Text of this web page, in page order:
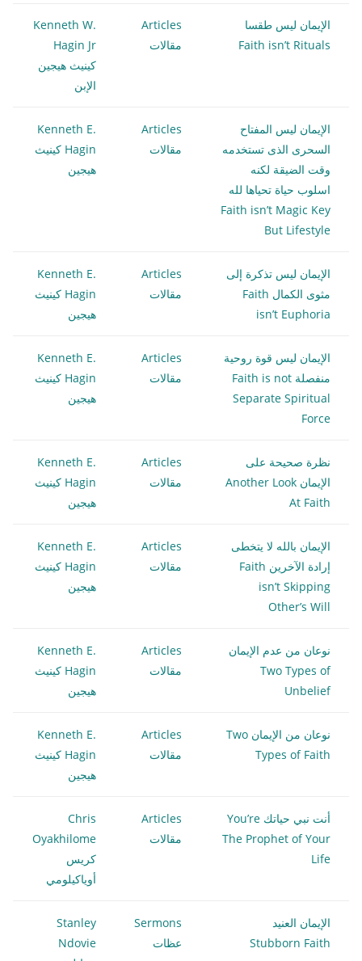
الإيمان ليس طقسا
Faith isn’t Rituals
Articles
مقالات
Kenneth W.
Hagin Jr
كينيث هيجين
الإبن
الإيمان ليس المفتاح
السحرى الذى تستخدمه
وقت الضيقة لكنه
اسلوب حياة تحياها لله
Faith isn’t Magic Key
But Lifestyle
Articles
مقالات
Kenneth E.
Hagin كينيث
هيجين
الإيمان ليس تذكرة إلى
مثوى الكمال Faith
isn’t Euphoria
Articles
مقالات
Kenneth E.
Hagin كينيث
هيجين
الإيمان ليس قوة روحية
منفصلة Faith is not
Separate Spiritual
Force
Articles
مقالات
Kenneth E.
Hagin كينيث
هيجين
نظرة صحيحة على
الإيمان Another Look
At Faith
Articles
مقالات
Kenneth E.
Hagin كينيث
هيجين
الإيمان بالله لا يتخطى
إرادة الآخرين Faith
isn’t Skipping
Other’s Will
Articles
مقالات
Kenneth E.
Hagin كينيث
هيجين
نوعان من عدم الإيمان
Two Types of
Unbelief
Articles
مقالات
Kenneth E.
Hagin كينيث
هيجين
نوعان من الإيمان Two
Types of Faith
Articles
مقالات
Kenneth E.
Hagin كينيث
هيجين
أنت نبي حياتك You’re
The Prophet of Your
Life
Articles
مقالات
Chris
Oyakhilome
كريس
أوياكيلومي
الإيمان العنيد
Stubborn Faith
Sermons
عظات
Stanley
Ndovie